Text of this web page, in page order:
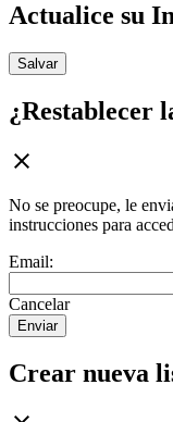
Actualice su
Salvar
¿Restablecer
No se preocupe, le
instrucciones para
Email:
Cancelar
Enviar
Crear nueva